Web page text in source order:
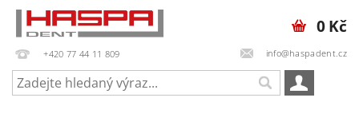
+420 77 44 11 809 info@haspadent.cz
0 Kč